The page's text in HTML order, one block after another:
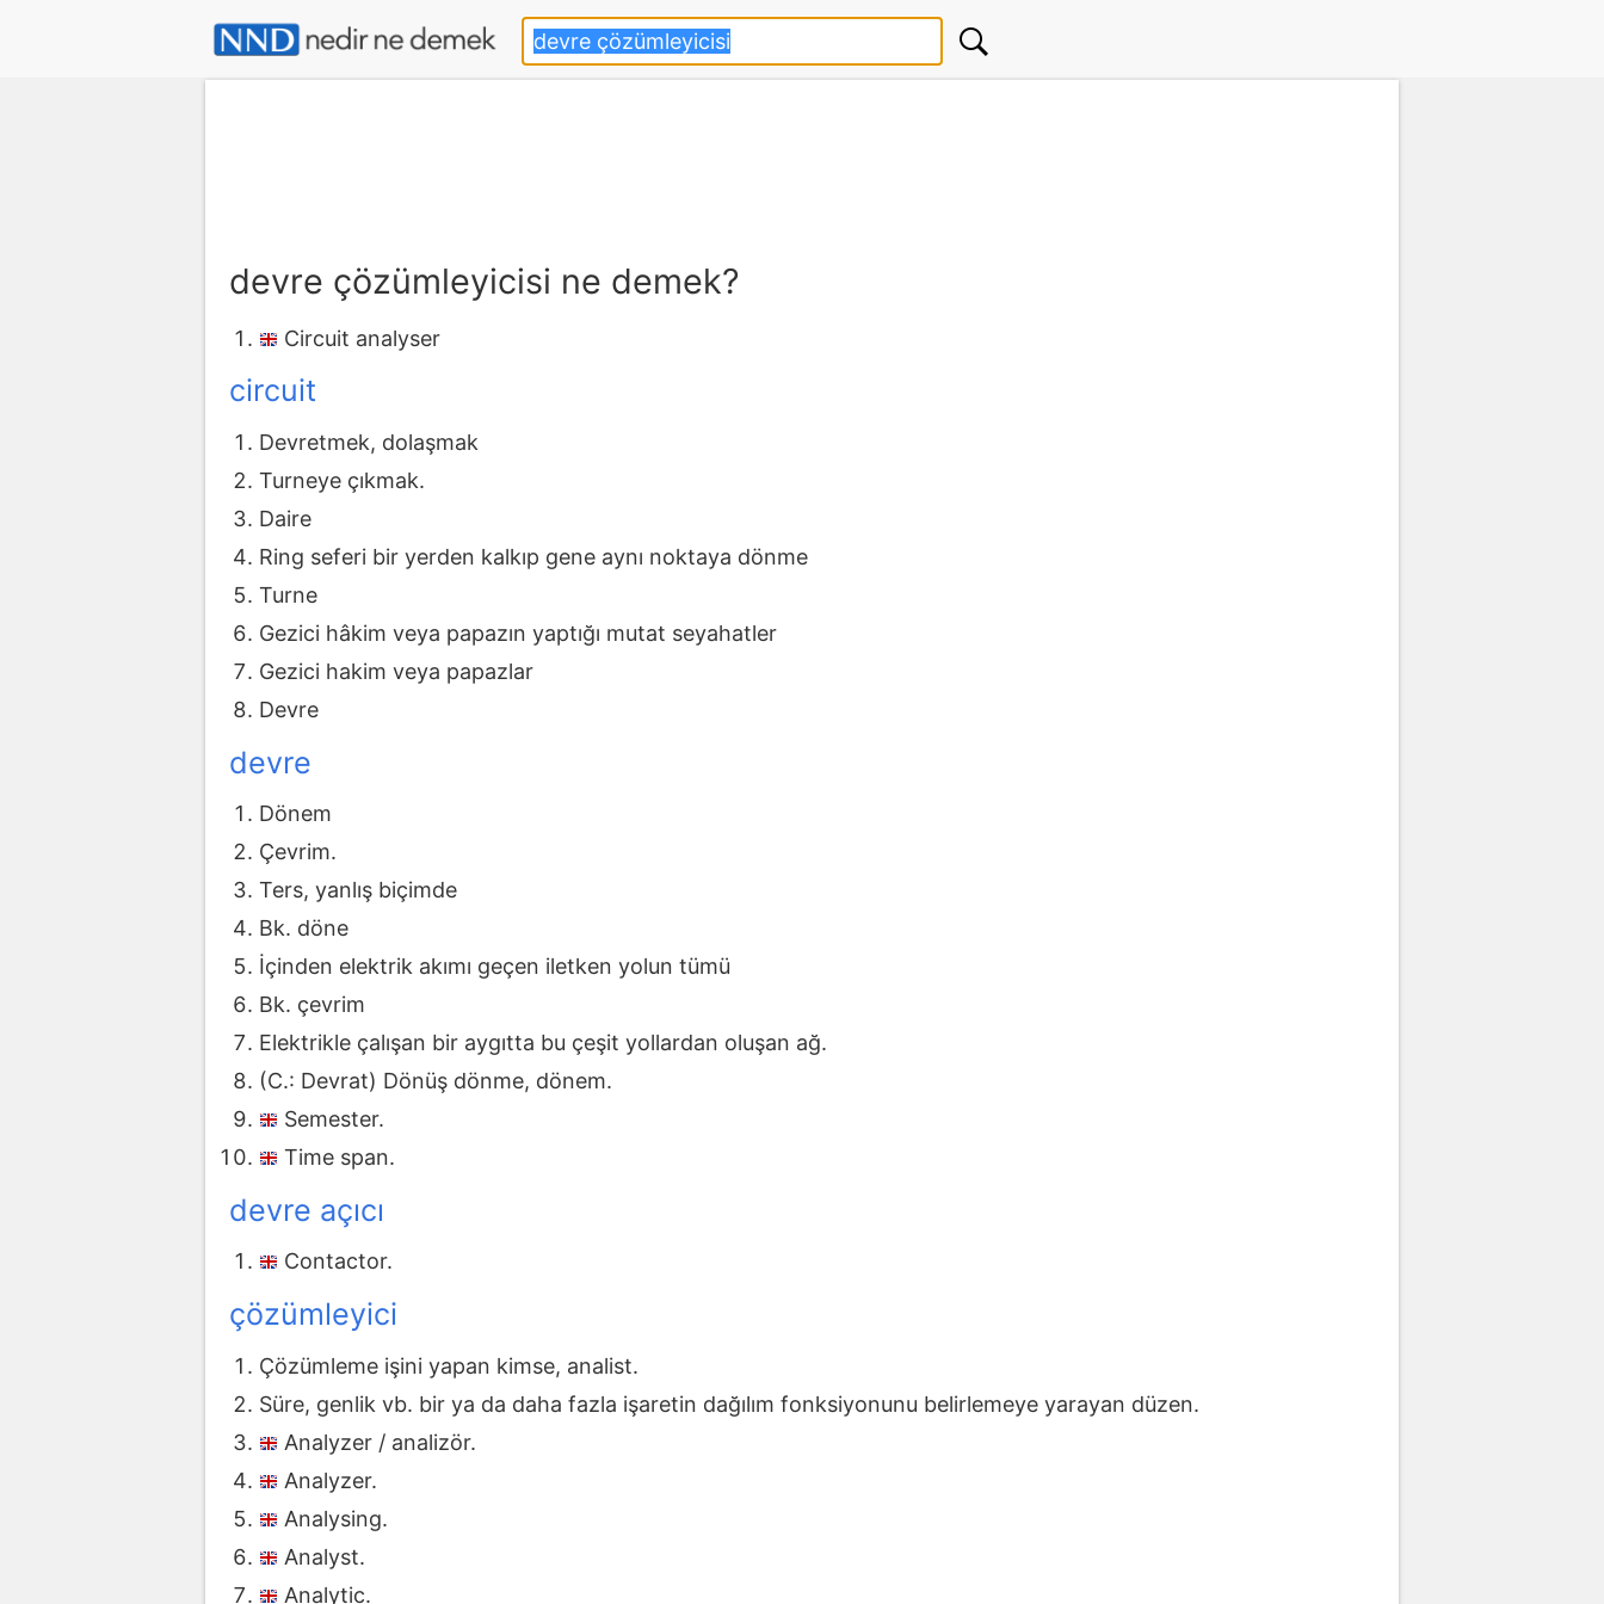
devre çözümleyicisi ne demek?
Circuit analyser
circuit
Devretmek, dolaşmak
Turneye çıkmak.
Daire
Ring seferi bir yerden kalkıp gene aynı noktaya dönme
Turne
Gezici hâkim veya papazın yaptığı mutat seyahatler
Gezici hakim veya papazlar
Devre
devre
Dönem
Çevrim.
Ters, yanlış biçimde
Bk. döne
İçinden elektrik akımı geçen iletken yolun tümü
Bk. çevrim
Elektrikle çalışan bir aygıtta bu çeşit yollardan oluşan ağ.
(C.: Devrat) Dönüş dönme, dönem.
Semester.
Time span.
devre açıcı
Contactor.
çözümleyici
Çözümleme işini yapan kimse, analist.
Süre, genlik vb. bir ya da daha fazla işaretin dağılım fonksiyonunu belirlemeye yarayan düzen.
Analyzer / analizör.
Analyzer.
Analysing.
Analyst.
Analytic.